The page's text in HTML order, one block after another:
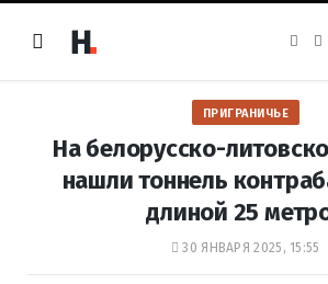
e
b
o
k
t
a
ПРИГРАНИЧЬЕ
На белорусско-
нашли тоннель
длиной 25
30 ЯНВАРЯ 2025, 15:55